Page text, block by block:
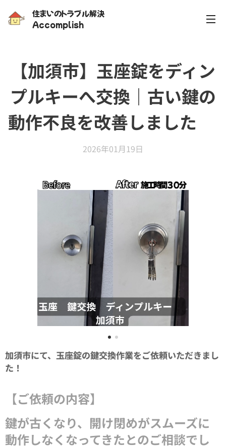
住まいのトラブル解決
Accomplish
【加須市】玉座錠をディン
プルキーへ交換｜古い鍵の
動作不良を改善しました✨
2026年01月19日
加須市にて、玉座錠の鍵交換作業をご依頼いただきまし
た！
【ご依頼の内容】
鍵が古くなり、開け閉めがスムーズに
動作しなくなってきたとのご相談でし